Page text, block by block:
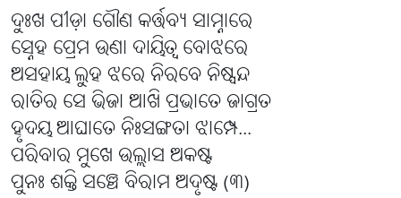
ଦୁଃଖ ପୀଡ଼ା ଗୌଣ କର୍ତ୍ତବ୍ୟ ସାମ୍ନାରେ
ସ୍ନେହ ପ୍ରେମ ଉଣା ଦାୟିତ୍ୱ ବୋଝରେ
ଅସହାୟ ଲୁହ ଝରେ ନିରବେ ନିଷ୍ପନ୍ଦ
ରାତିର ସେ ଭିଜା ଆଖି ପ୍ରଭାତେ ଜାଗ୍ରତ
ହୃଦୟ ଆଘାତେ ନିଃସଙ୍ଗତା ଝାମ୍ପେ...
ପରିବାର ମୁଖେ ଉଲ୍ଲାସ ଅକଷ୍ଟ
ପୁନଃ ଶକ୍ତି ସଞ୍ଚେ ବିରାମ ଅଦୃଷ୍ଟ (୩)